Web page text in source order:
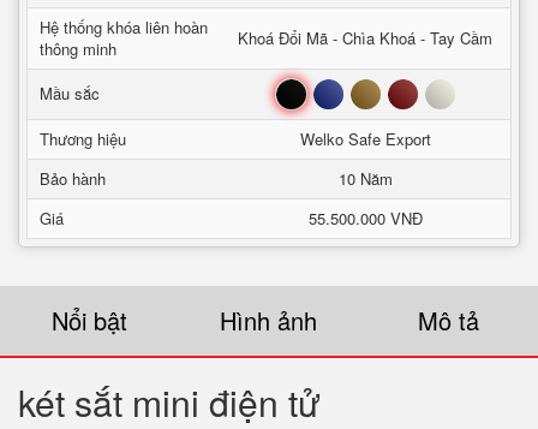
Hệ thống khóa liên hoàn
thông minh
Khoá Đổi Mã - Chìa Khoá - Tay Cầm
Mầu sắc Đen Xanh Nâu Đỏ Trắng
Thương hiệu
Welko Safe Export
Bảo hành
10 Năm
Giá
55.500.000 VNĐ
Nổi bật Hình ảnh Mô tả
két sắt mini điện tử